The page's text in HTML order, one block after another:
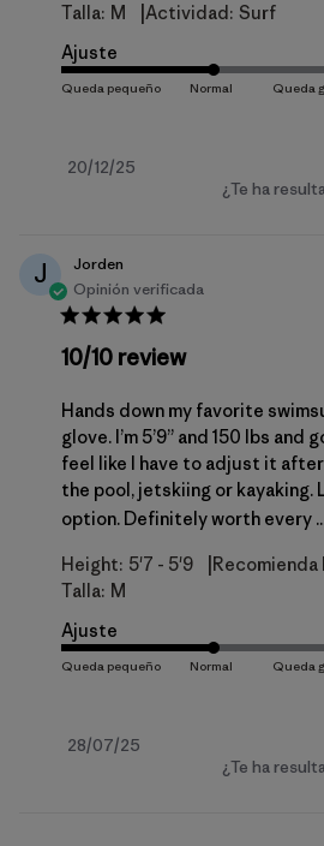
Talla: M Actividad: Surf
Ajuste
Fecha
20/12/25
¿Te ha
J
Jorden
Opinión verificada
10/10 review
Hands down my favorite
glove. I’m 5’9” and 150 lbs and
feel like I have to adjust it
the pool, jetskiing or kayaking.
option. Definitely worth every
Height: 5'7 - 5'9
Talla: M
Ajuste
Fecha
28/07/25
¿Te ha